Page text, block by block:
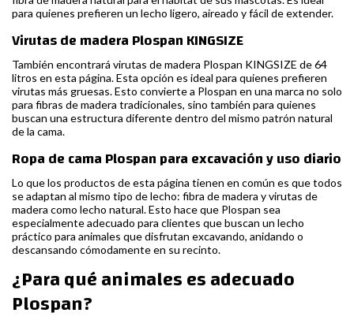
para quienes prefieren un lecho ligero, aireado y fácil de extender.
Virutas de madera Plospan KINGSIZE
También encontrará virutas de madera Plospan KINGSIZE de 64
litros en esta página. Esta opción es ideal para quienes prefieren
virutas más gruesas. Esto convierte a Plospan en una marca no solo
para fibras de madera tradicionales, sino también para quienes
buscan una estructura diferente dentro del mismo patrón natural
de la cama.
Ropa de cama Plospan para excavación y uso diario
Lo que los productos de esta página tienen en común es que todos
se adaptan al mismo tipo de lecho: fibra de madera y virutas de
madera como lecho natural. Esto hace que Plospan sea
especialmente adecuado para clientes que buscan un lecho
práctico para animales que disfrutan excavando, anidando o
descansando cómodamente en su recinto.
¿Para qué animales es adecuado
Plospan?